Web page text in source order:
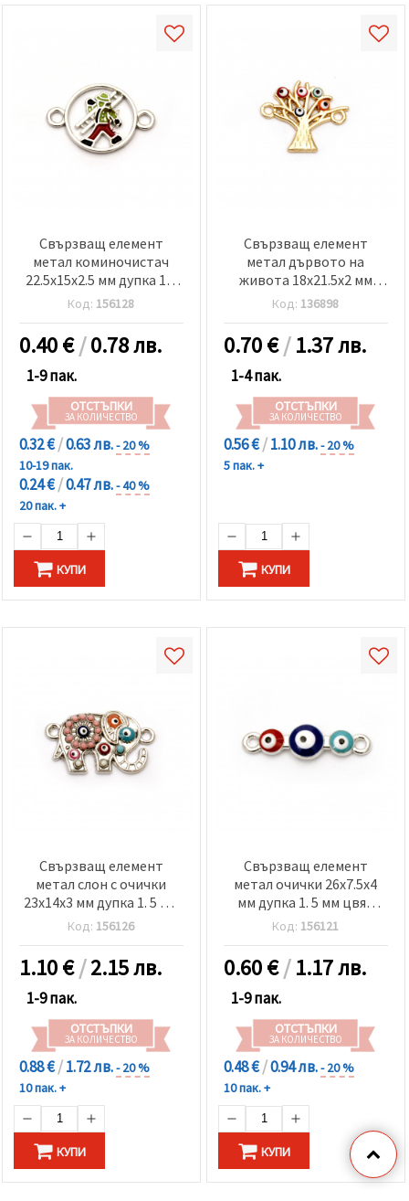
Свързващ елемент
метал коминочистач
22.5x15x2.5 мм дупка 1.5
мм цвят сребро -2 броя
Код: 156128
0.40€/0.78 лв.
1-9 пак.
ОТСТЪПКИ
ЗА КОЛИЧЕСТВО
0.32 €/0.63 лв.- 20 %
10-19 пак.
0.24 €/0.47 лв.- 40 %
20 пак. +
КУПИ
Свързващ елемент
метал дървото на
живота 18x21.5x2 мм
дупка 2 мм злато -2 броя
Код: 136898
0.70€/1.37 лв.
1-4 пак.
ОТСТЪПКИ
ЗА КОЛИЧЕСТВО
0.56 €/1.10 лв.- 20 %
5 пак. +
КУПИ
Свързващ елемент
метал слон с очички
23x14x3 мм дупка 1. 5 мм
цвят сребро -2 броя
Код: 156126
1.10€/2.15 лв.
1-9 пак.
ОТСТЪПКИ
ЗА КОЛИЧЕСТВО
0.88 €/1.72 лв.- 20 %
10 пак. +
КУПИ
Свързващ елемент
метал очички 26x7.5x4
мм дупка 1. 5 мм цвят
сребро -2 броя
Код: 156121
0.60€/1.17 лв.
1-9 пак.
ОТСТЪПКИ
ЗА КОЛИЧЕСТВО
0.48 €/0.94 лв.- 20 %
10 пак. +
КУПИ